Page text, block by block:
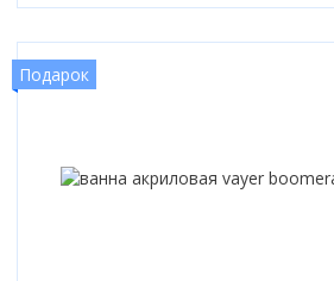
Подарок